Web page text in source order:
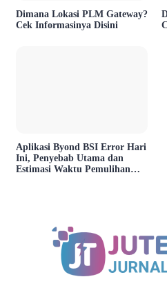
Dimana Lokasi PLM Gateway?
Cek Informasinya Disini
Aplikasi Byond BSI Error Hari
Ini, Penyebab Utama dan
Estimasi Waktu Pemulihan